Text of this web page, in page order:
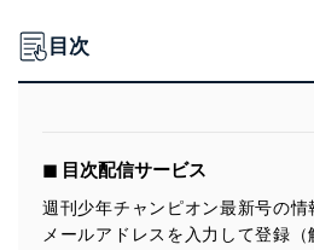
目次
◼︎ 目次配信サービス
週刊少年チャンピオン最新号の情
メールアドレスを入力して登録